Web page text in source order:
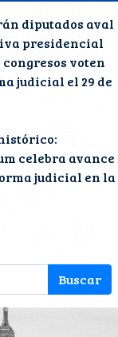
diputados aval
presidencial
congresos voten
judicial el 29 de
celebra avance
judicial en la